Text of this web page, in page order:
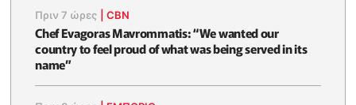
Πριν 7 ώρες |CBN
Chef Evagoras Mavrommatis: “We wanted our
country to feel proud of what was being served in its
name”